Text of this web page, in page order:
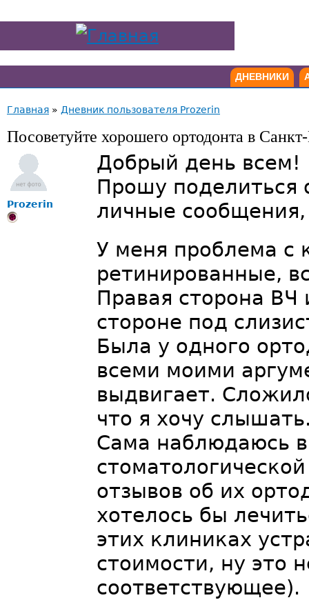
ДНЕВНИКИ
Главная » Дневник пользователя Prozerin
Посоветуйте хорошего ортодонта в
Prozerin
Добрый день всем!
Прошу поделиться
личные
У меня проблема с
ретинированные,
Правая сторона ВЧ
стороне под
Была у одного
всеми моими
выдвигает.
что я хочу
Сама наблюдаюсь
отзывов об их
хотелось бы
этих клиниках
стоимости, ну это
соответствующее).